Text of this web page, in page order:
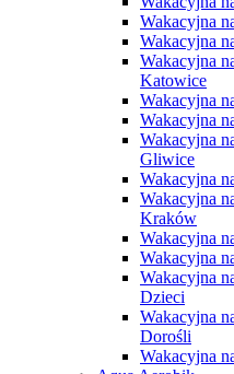
Wakacyjna
Wakacyjna
Wakacyjna
Katowice
Wakacyjna
Wakacyjna
Wakacyjna
Gliwice
Wakacyjna
Wakacyjna
Kraków
Wakacyjna
Wakacyjna
Wakacyjna
Dzieci
Wakacyjna
Dorośli
Wakacyjna